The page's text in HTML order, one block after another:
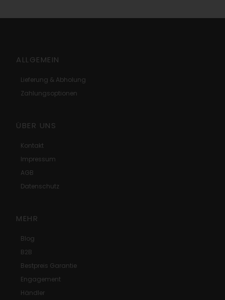
ALLGEMEIN
Lieferung & Abholung
Zahlungsoptionen
ÜBER UNS
Kontakt
Impressum
AGB
Datenschutz
MEHR
Blog
B2B
Bestpreis Garantie
Engagement
Händler